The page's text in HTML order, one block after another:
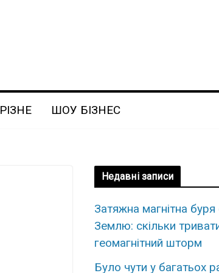
РІЗНЕ ШОУ БІЗНЕС
Недавні записи
Затяжна магнітна
Землю: скільки
геомагнітний шторм
Було чути у багатьох